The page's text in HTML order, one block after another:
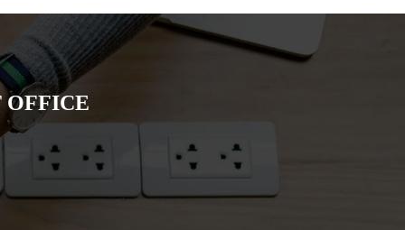
OFFICE